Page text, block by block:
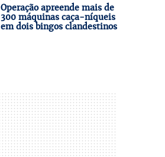
Operação apreende mais de
300 máquinas caça-níqueis
em dois bingos clandestinos